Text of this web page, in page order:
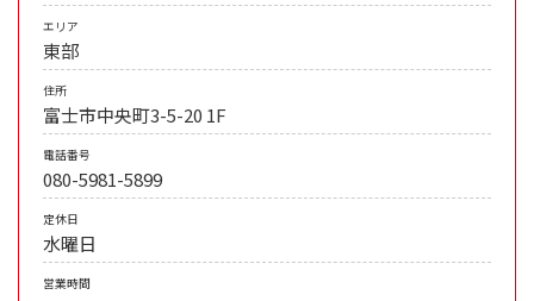
エリア
東部
住所
富士市中央町3-5-20 1F
電話番号
080-5981-5899
定休日
水曜日
営業時間